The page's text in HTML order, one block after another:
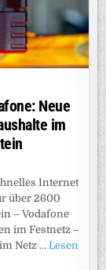
Neue
im
Internet
über 2600
– Vodafone
im Festnetz –
Netz … Lesen